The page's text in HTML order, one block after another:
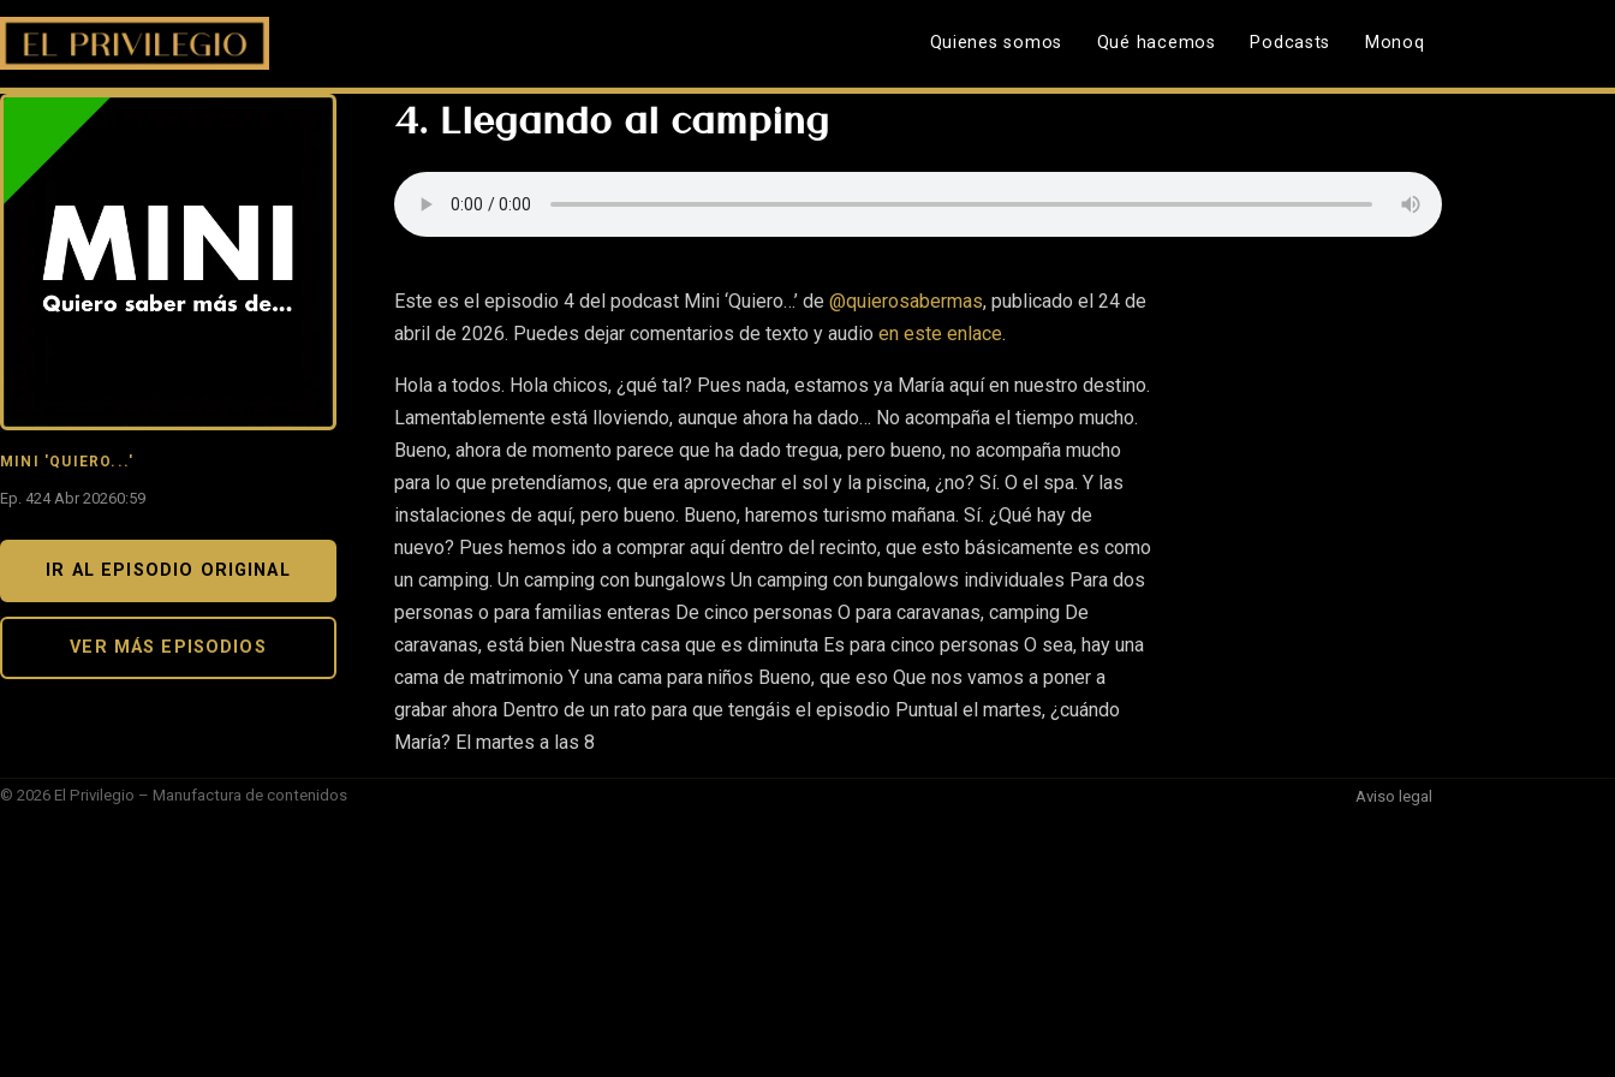
Quienes somos Qué hacemos Podcasts Monoq
MINI 'QUIERO...'
Ep. 424 Abr 20260:59
IR AL EPISODIO ORIGINAL
VER MÁS EPISODIOS
4. Llegando al camping
Este es el episodio 4 del podcast Mini ‘Quiero…’ de @quierosabermas, publicado el 24 de
abril de 2026. Puedes dejar comentarios de texto y audio en este enlace.
Hola a todos. Hola chicos, ¿qué tal? Pues nada, estamos ya María aquí en nuestro destino.
Lamentablemente está lloviendo, aunque ahora ha dado… No acompaña el tiempo mucho.
Bueno, ahora de momento parece que ha dado tregua, pero bueno, no acompaña mucho
para lo que pretendíamos, que era aprovechar el sol y la piscina, ¿no? Sí. O el spa. Y las
instalaciones de aquí, pero bueno. Bueno, haremos turismo mañana. Sí. ¿Qué hay de
nuevo? Pues hemos ido a comprar aquí dentro del recinto, que esto básicamente es como
un camping. Un camping con bungalows Un camping con bungalows individuales Para dos
personas o para familias enteras De cinco personas O para caravanas, camping De
caravanas, está bien Nuestra casa que es diminuta Es para cinco personas O sea, hay una
cama de matrimonio Y una cama para niños Bueno, que eso Que nos vamos a poner a
grabar ahora Dentro de un rato para que tengáis el episodio Puntual el martes, ¿cuándo
María? El martes a las 8
© 2026 El Privilegio – Manufactura de contenidos Aviso legal